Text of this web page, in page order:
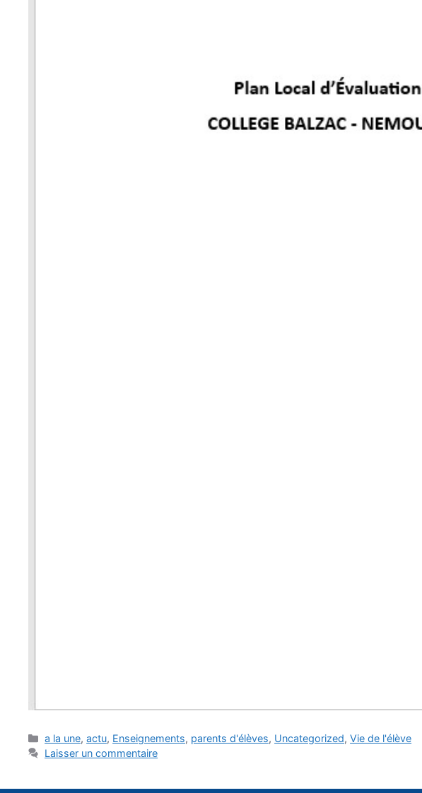
Catégories
a la une,actu, Enseignements, parents d'élèves, Uncategorized,Vie de l'élève
Laisser un commentaire